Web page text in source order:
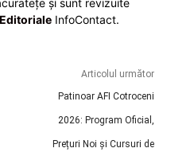
InfoContact.
Articolul următor
Patinoar AFI Cotroceni
2026: Program Oficial,
Prețuri Noi și Cursuri de